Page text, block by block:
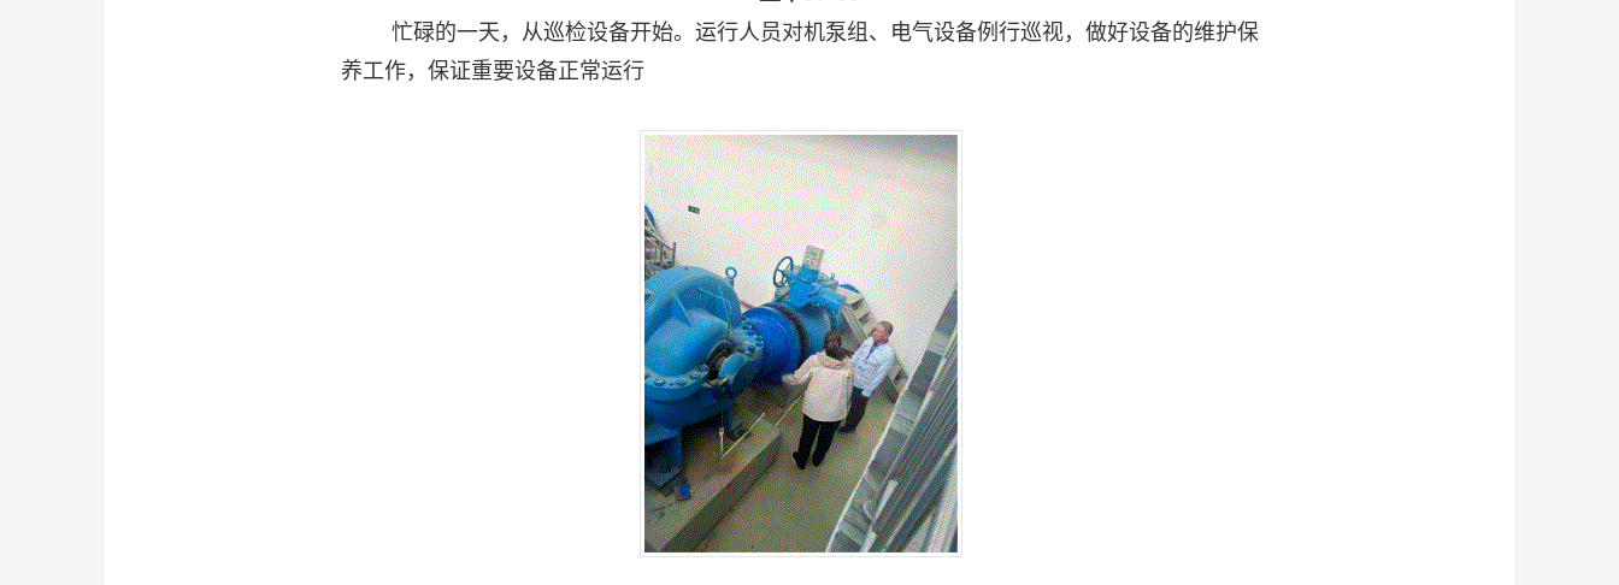
忙碌的一天，从巡检设备开始。运行人员对机泵组、电气设备例行巡视，做好设备的维护保
养工作，保证重要设备正常运行